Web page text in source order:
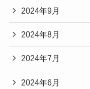
2024年9月
2024年8月
2024年7月
2024年6月